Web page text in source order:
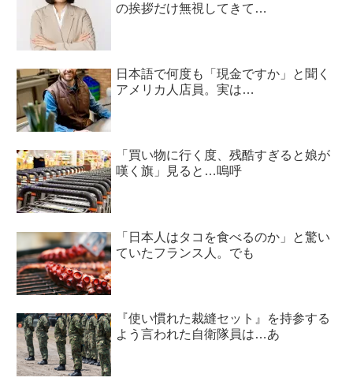
の挨拶だけ無視してきて…
日本語で何度も「現金ですか」と聞く
アメリカ人店員。実は…
「買い物に行く度、残酷すぎると娘が
嘆く旗」見ると…嗚呼
「日本人はタコを食べるのか」と驚い
ていたフランス人。でも
『使い慣れた裁縫セット』を持参する
よう言われた自衛隊員は…あ